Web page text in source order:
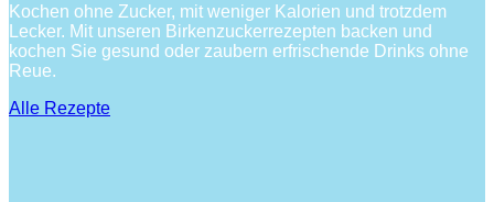
Kochen ohne Zucker, mit weniger Kalorien und trotzdem
Lecker. Mit unseren Birkenzuckerrezepten backen und
kochen Sie gesund oder zaubern erfrischende Drinks ohne
Reue.
Alle Rezepte